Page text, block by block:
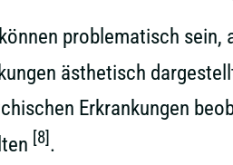
problematisch
ästhetisch
Erkrankungen
[8] .